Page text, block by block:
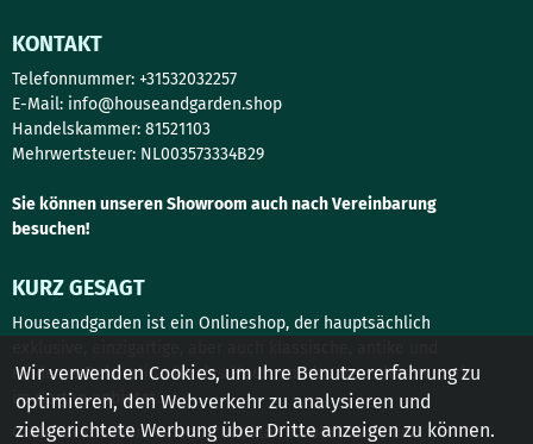
KONTAKT
Telefonnummer: +31532032257
E-Mail: info@houseandgarden.shop
Handelskammer: 81521103
Mehrwertsteuer: NL003573334B29
Sie können unseren Showroom auch nach Vereinbarung
besuchen!
KURZ GESAGT
Houseandgarden ist ein Onlineshop, der hauptsächlich
moderne Dekoration für das Haus, um das Haus herum und
im Garten anbietet.
Gartendekoration, Innenarchitektur, Türbeschläge und
Wir verwenden Cookies, um Ihre Benutzererfahrung zu
optimieren, den Webverkehr zu analysieren und
zielgerichtete Werbung über Dritte anzeigen zu können.